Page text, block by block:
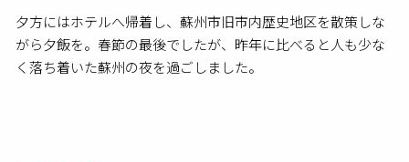
夕方にはホテルへ帰着し、蘇州市旧市内歴史地区を散策しな
がら夕飯を。春節の最後でしたが、昨年に比べると人も少な
く落ち着いた蘇州の夜を過ごしました。